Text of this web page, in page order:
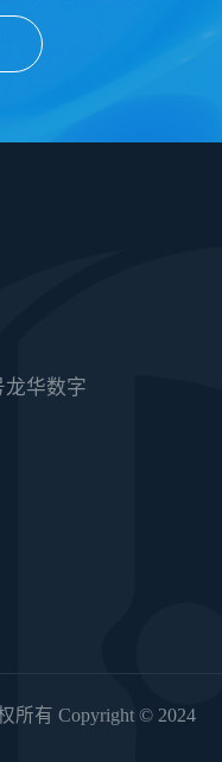
龙华数字
所有 Copyright © 2024